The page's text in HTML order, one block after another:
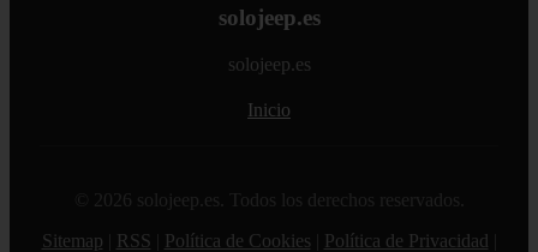
solojeep.es
solojeep.es
Inicio
© 2026 solojeep.es. Todos los derechos reservados.
Sitemap
RSS Política de Cookies Política de Privacidad